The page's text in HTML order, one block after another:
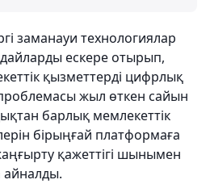
заманауи технологиялар
ескере отырып,
қызметтерді цифрлық
жыл өткен сайын
барлық мемлекеттік
бірыңғай платформаға
қажеттігі шынымен
айналды.